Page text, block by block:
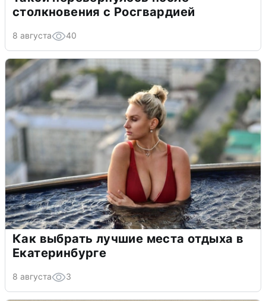
столкновения с Росгвардией
8 августа 40
Как выбрать лучшие места отдыха в
Екатеринбурге
8 августа 3